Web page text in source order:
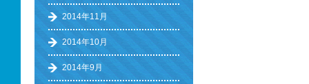
2014年11月
2014年10月
2014年9月